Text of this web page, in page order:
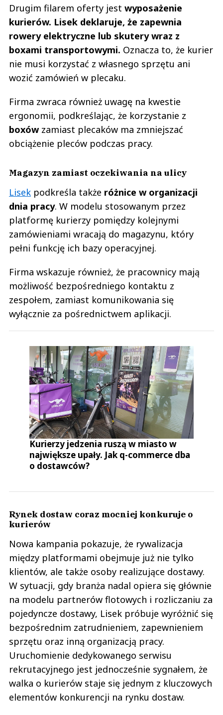
Drugim filarem oferty jest wyposażenie
kurierów. Lisek deklaruje, że zapewnia
rowery elektryczne lub skutery wraz z
boxami transportowymi. Oznacza to, że kurier
nie musi korzystać z własnego sprzętu ani
wozić zamówień w plecaku.
Firma zwraca również uwagę na kwestie
ergonomii, podkreślając, że korzystanie z
boxówzamiast plecaków ma zmniejszać
obciążenie pleców podczas pracy.
Magazyn zamiast oczekiwania na ulicy
Lisek podkreśla także różnice w organizacji
dnia pracy. W modelu stosowanym przez
platformę kurierzy pomiędzy kolejnymi
zamówieniami wracają do magazynu, który
pełni funkcję ich bazy operacyjnej.
Firma wskazuje również, że pracownicy mają
możliwość bezpośredniego kontaktu z
zespołem, zamiast komunikowania się
wyłącznie za pośrednictwem aplikacji.
Kurierzy jedzenia ruszą w miasto w
największe upały. Jak q-commerce dba
o dostawców?
Rynek dostaw coraz mocniej konkuruje o
kurierów
Nowa kampania pokazuje, że rywalizacja
między platformami obejmuje już nie tylko
klientów, ale także osoby realizujące dostawy.
W sytuacji, gdy branża nadal opiera się głównie
na modelu partnerów flotowych i rozliczaniu za
pojedyncze dostawy, Lisek próbuje wyróżnić się
bezpośrednim zatrudnieniem, zapewnieniem
sprzętu oraz inną organizacją pracy.
Uruchomienie dedykowanego serwisu
rekrutacyjnego jest jednocześnie sygnałem, że
walka o kurierów staje się jednym z kluczowych
elementów konkurencji na rynku dostaw.